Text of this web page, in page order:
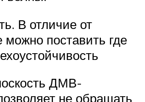
В отличие от
можно поставить где
ДМВ-
не обращать